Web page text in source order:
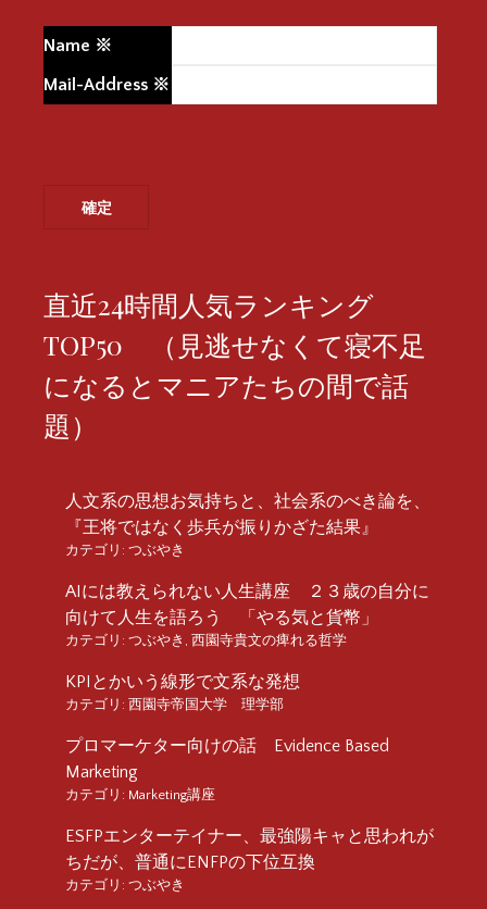
Name ※
Mail-Address ※
直近24時間人気ランキング
TOP50 （見逃せなくて寝不足
になるとマニアたちの間で話
題）
人文系の思想お気持ちと、社会系のべき論を、
『王将ではなく歩兵が振りかざた結果』
カテゴリ: つぶやき
AIには教えられない人生講座 ２３歳の自分に
向けて人生を語ろう 「やる気と貨幣」
カテゴリ: つぶやき , 西園寺貴文の痺れる哲学
KPIとかいう線形で文系な発想
カテゴリ: 西園寺帝国大学 理学部
プロマーケター向けの話 Evidence Based
Marketing
カテゴリ: Marketing講座
ESFPエンターテイナー、最強陽キャと思われが
ちだが、普通にENFPの下位互換
カテゴリ: つぶやき